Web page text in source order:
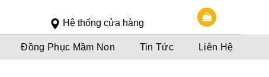
Hệ thống cửa hàng
Đồng Phục Mầm Non Tin Tức Liên Hệ